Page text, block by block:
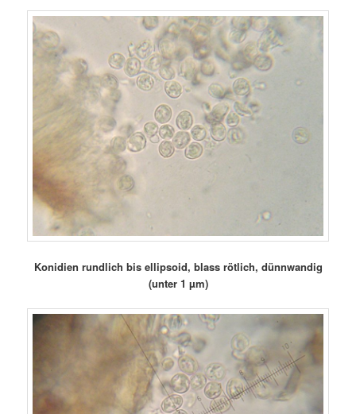
Konidien rundlich bis ellipsoid, blass rötlich, dünnwandig
(unter 1 µm)